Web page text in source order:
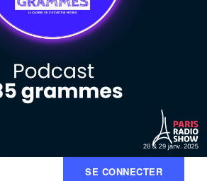
SE CONNECTER